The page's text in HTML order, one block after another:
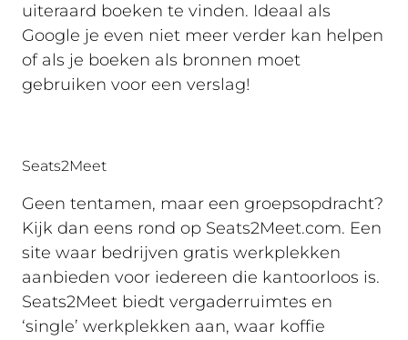
uiteraard boeken te vinden. Ideaal als
Google je even niet meer verder kan helpen
of als je boeken als bronnen moet
gebruiken voor een verslag!
Seats2Meet
Geen tentamen, maar een groepsopdracht?
Kijk dan eens rond op Seats2Meet.com. Een
site waar bedrijven gratis werkplekken
aanbieden voor iedereen die kantoorloos is.
Seats2Meet biedt vergaderruimtes en
‘single’ werkplekken aan, waar koffie